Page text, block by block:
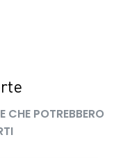
CHE POTREBBERO